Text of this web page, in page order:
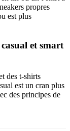
propres
est plus
et smart
des t-shirts
est un cran plus
des principes de